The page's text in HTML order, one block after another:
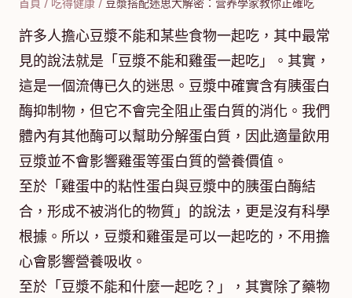
首頁 / 吃得健康 / 豆漿搭配迷思大解密：营养學家教你正確吃
許多人擔心豆漿不能和某些食物一起吃，其中最常
見的說法就是「豆漿不能和雞蛋一起吃」。其實，
這是一個流傳已久的迷思。豆漿中確實含有胰蛋白
酶抑制物，但它不會完全阻止蛋白質的消化。我們
體內有其他酶可以幫助分解蛋白質，因此適量飲用
豆漿並不會影響雞蛋等蛋白質的營養價值。
至於「雞蛋中的粘性蛋白與豆漿中的胰蛋白酶結
合，形成不被消化的物質」的說法，更是沒有科學
根據。所以，豆漿和雞蛋是可以一起吃的，不用擔
心會影響營養吸收。
至於「豆漿不能和什麼一起吃？」，其實除了藥物